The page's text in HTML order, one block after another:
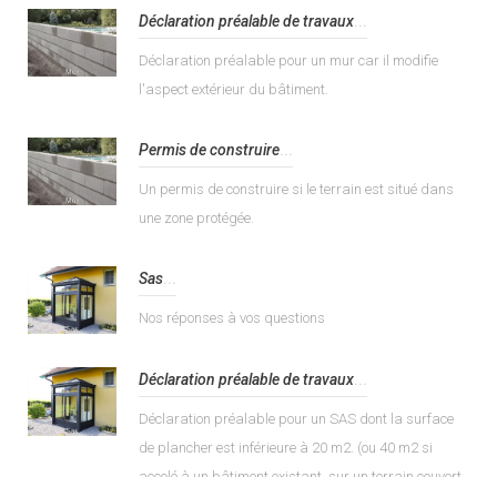
Déclaration préalable de travaux
Déclaration préalable pour un mur car il modifie
l'aspect extérieur du bâtiment.
Permis de construire
Un permis de construire si le terrain est situé dans
une zone protégée.
Sas
Nos réponses à vos questions
Déclaration préalable de travaux...
Déclaration préalable pour un SAS dont la surface
de plancher est inférieure à 20 m2. (ou 40 m2 si